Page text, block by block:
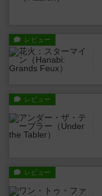
レビュー
レビュー
レビュー